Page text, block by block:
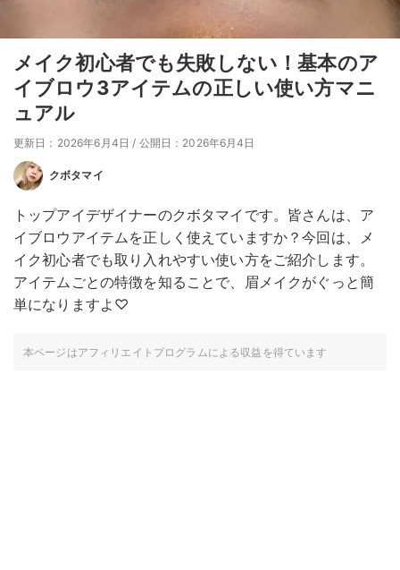
メイク初心者でも失敗しない！基本のア
イブロウ3アイテムの正しい使い方マニ
ュアル
更新日：2026年6月4日 / 公開日：2026年6月4日
クボタマイ
トップアイデザイナーのクボタマイです。皆さんは、ア
イブロウアイテムを正しく使えていますか？今回は、メ
イク初心者でも取り入れやすい使い方をご紹介します。
アイテムごとの特徴を知ることで、眉メイクがぐっと簡
単になりますよ♡
本ページはアフィリエイトプログラムによる収益を得ています